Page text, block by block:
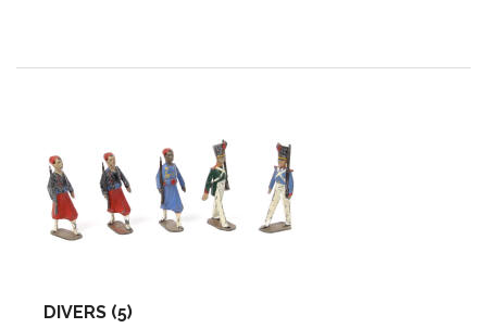
DIVERS (5)